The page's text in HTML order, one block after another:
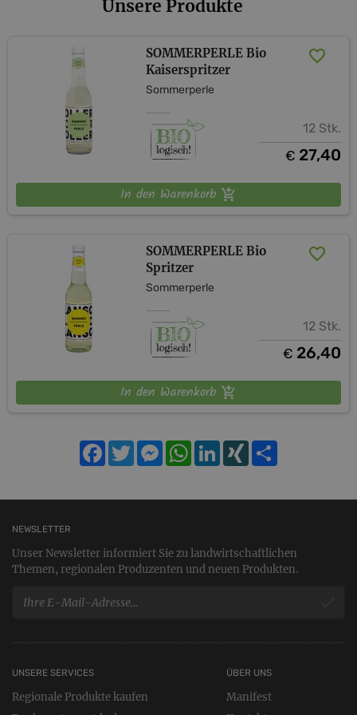
Unsere Produkte
SOMMERPERLE Bio
Kaiserspritzer
Sommerperle
12 Stk.
€ 27,40
In den Warenkorb
SOMMERPERLE Bio
Spritzer
Sommerperle
12 Stk.
€ 26,40
In den Warenkorb
Facebook
TwitterMessengerWhatsApp
LinkedIn
XING
NEWSLETTER
Unser Newsletter informiert Sie zu landwirtschaftlichen
Themen, regionalen Produzenten und neuen Produkten.
UNSERE SERVICES
Regionale Produkte kaufen
ÜBER UNS
Manifest